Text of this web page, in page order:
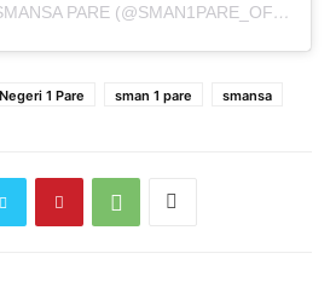
A POST SHARED BY SMANSA PARE (@SMAN1PARE_OFFICIAL)
1 Pare sman 1 pare smansa